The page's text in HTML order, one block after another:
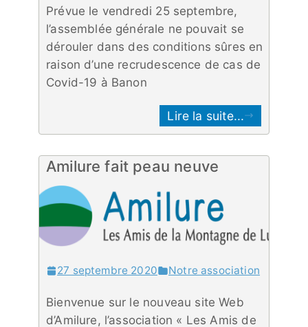
Prévue le vendredi 25 septembre,
l’assemblée générale ne pouvait se
dérouler dans des conditions sûres en
raison d’une recrudescence de cas de
Covid-19 à Banon
Lire la suite...
Amilure fait peau neuve
27 septembre 2020 Notre association
Bienvenue sur le nouveau site Web
d’Amilure, l’association « Les Amis de